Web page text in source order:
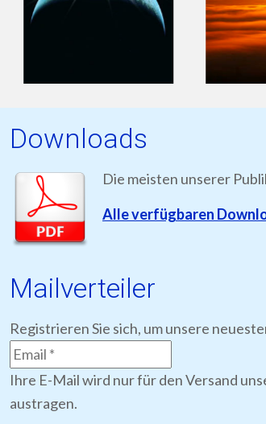
Downloads
Die meisten unserer
Alle verfügbaren
Mailverteiler
Registrieren Sie sich, um unsere
Ihre E-Mail wird nur für den Versand
austragen.